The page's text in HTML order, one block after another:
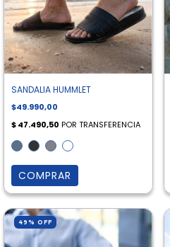
SANDALIA HUMMLET
$49.990,00
COMPRAR
49 % OFF